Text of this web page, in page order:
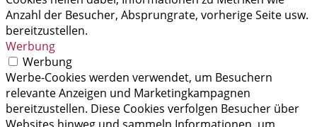
Anzahl der Besucher, Absprungrate, vorherige Seite usw.
bereitzustellen.
Werbung
Werbung
Werbe-Cookies werden verwendet, um Besuchern
relevante Anzeigen und Marketingkampagnen
bereitzustellen. Diese Cookies verfolgen Besucher über